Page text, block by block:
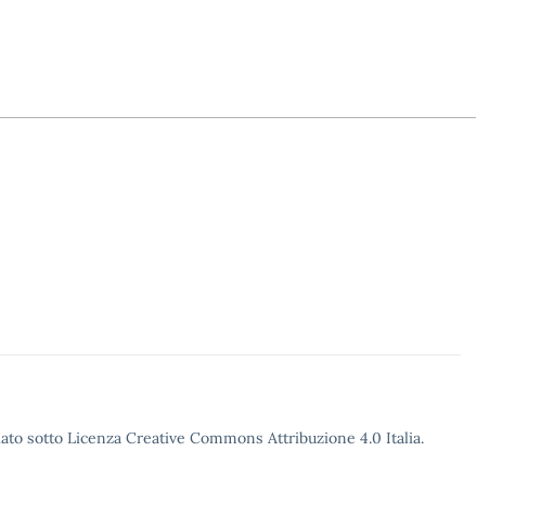
sotto Licenza Creative Commons Attribuzione 4.0 Italia.